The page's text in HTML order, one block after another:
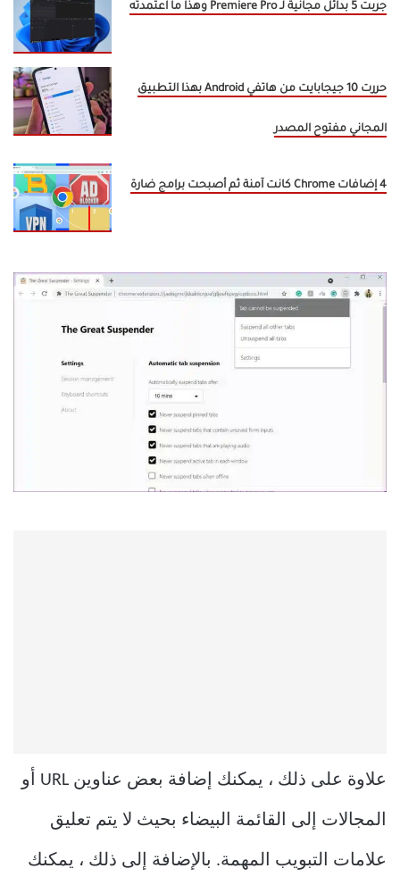
جربت 5 بدائل مجانية لـ Premiere Pro وهذا ما اعتمدته
حررت 10 جيجابايت من هاتفي Android بهذا التطبيق
المجاني مفتوح المصدر
4 إضافات Chrome كانت آمنة ثم أصبحت برامج ضارة
علاوة على ذلك ، يمكنك إضافة بعض عناوين URL أو
المجالات إلى القائمة البيضاء بحيث لا يتم تعليق
علامات التبويب المهمة. بالإضافة إلى ذلك ، يمكنك